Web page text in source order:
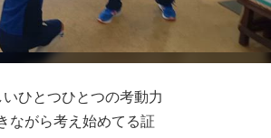
ひとつひとつの考動力
ながら考え始めてる証